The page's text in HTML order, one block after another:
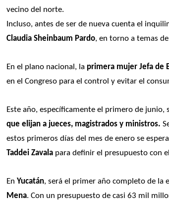
vecino del norte.
Incluso, antes de ser de nueva cuenta el
Claudia Sheinbaum Pardo, en torno a temas
En el plano nacional, la primera mujer Jefa de
en el Congreso para el control y evitar el
Este año, específicamente el primero de junio,
que elijan a jueces, magistrados y ministros.
estos primeros días del mes de enero se
Taddei Zavala para definir el presupuesto con
En Yucatán, será el primer año completo de la
Mena. Con un presupuesto de casi 63 mil